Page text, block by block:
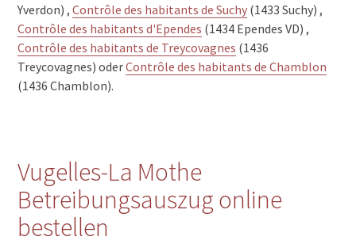
Yverdon) ,Contrôle des habitants de Suchy (1433 Suchy) ,
Contrôle des habitants d'Ependes (1434 Ependes VD) ,
Contrôle des habitants de Treycovagnes (1436
Treycovagnes) oderContrôle des habitants de Chamblon
(1436 Chamblon).
Vugelles-La Mothe
Betreibungsauszug online
bestellen